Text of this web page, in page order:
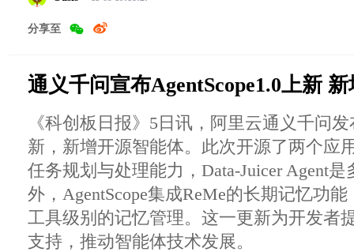
分享至
通义千问宣布AgentScope1.0上新
《科创板日报》5日讯，阿里云通义千问发
新，新增开源智能体。此次开源了两个应
任务规划与处理能力，Data-Juicer Agent
外，AgentScope集成ReMe的长期记忆功
工具级别的记忆管理。这一更新为开发者
支持，推动智能体技术发展。